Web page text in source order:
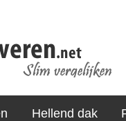
Hellend dak